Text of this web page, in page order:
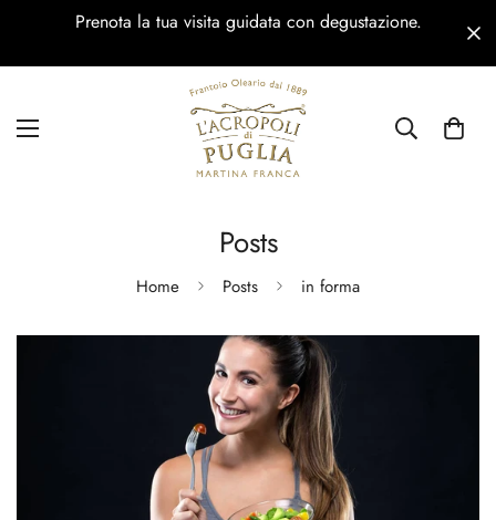
Prenota la tua visita guidata con degustazione.
Posts
Home Posts in forma